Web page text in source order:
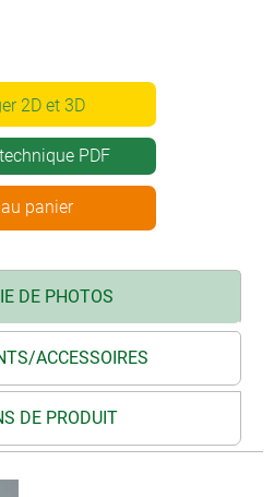
2D et 3D
PDF
panier
DE PHOTOS
ACCESSOIRES
DE PRODUIT